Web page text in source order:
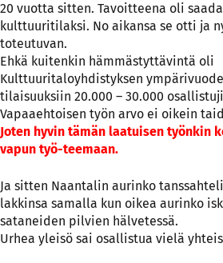
20 vuotta sitten. Tavoitteena oli
kulttuuritilaksi. No aikansa se otti ja
toteutuvan.
Ehkä kuitenkin hämmästyttävintä oli
Kulttuuritaloyhdistyksen
tilaisuuksiin 20.000 – 30.000
Vapaaehtoisen työn arvo ei oikein
Joten hyvin tämän laatuisen työnkin
vapun työ-teemaan.
Ja sitten Naantalin aurinko
lakkinsa samalla kun oikea aurinko
sataneiden pilvien hälvetessä.
Urhea yleisö sai osallistua vielä